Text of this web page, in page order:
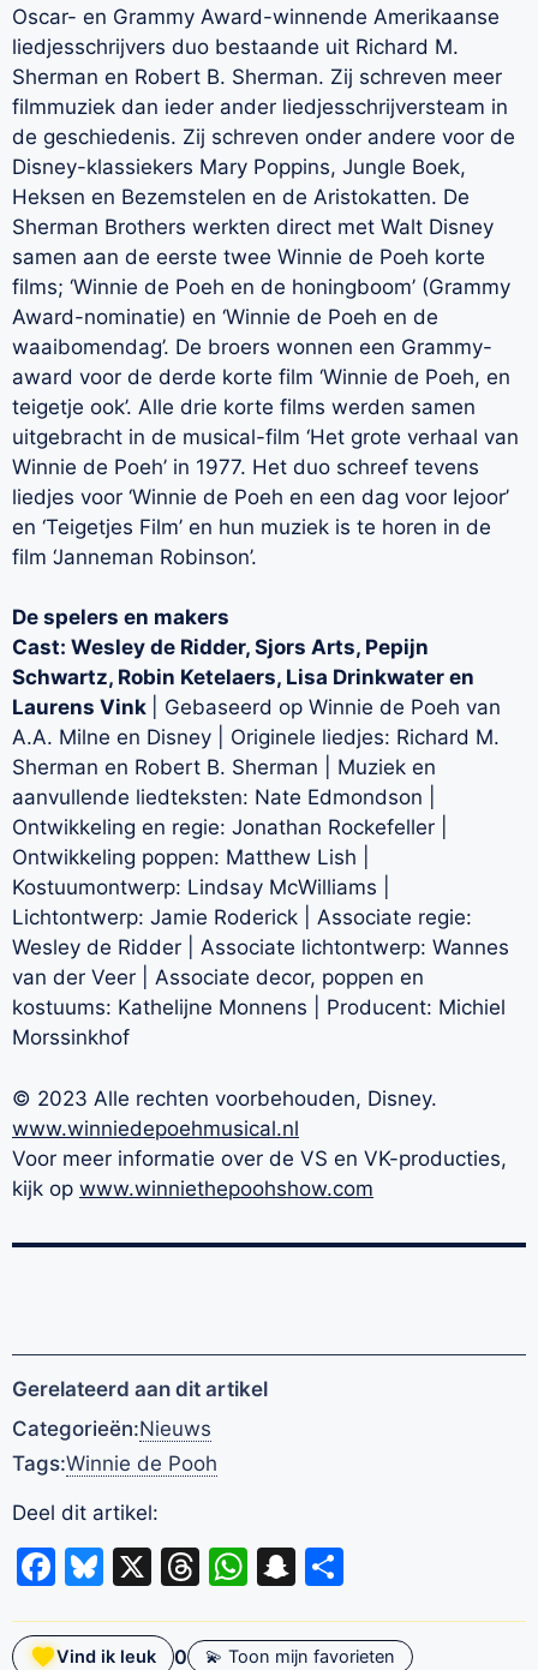
Oscar- en Grammy Award-winnende Amerikaanse
liedjesschrijvers duo bestaande uit Richard M.
Sherman en Robert B. Sherman. Zij schreven meer
filmmuziek dan ieder ander liedjesschrijversteam in
de geschiedenis. Zij schreven onder andere voor de
Disney-klassiekers Mary Poppins, Jungle Boek,
Heksen en Bezemstelen en de Aristokatten. De
Sherman Brothers werkten direct met Walt Disney
samen aan de eerste twee Winnie de Poeh korte
films; ‘Winnie de Poeh en de honingboom’ (Grammy
Award-nominatie) en ‘Winnie de Poeh en de
waaibomendag’. De broers wonnen een Grammy-
award voor de derde korte film ‘Winnie de Poeh, en
teigetje ook’. Alle drie korte films werden samen
uitgebracht in de musical-film ‘Het grote verhaal van
Winnie de Poeh’ in 1977. Het duo schreef tevens
liedjes voor ‘Winnie de Poeh en een dag voor Iejoor’
en ‘Teigetjes Film’ en hun muziek is te horen in de
film ‘Janneman Robinson’.
De spelers en makers
Cast: Wesley de Ridder, Sjors Arts, Pepijn
Schwartz, Robin Ketelaers, Lisa Drinkwater en
Laurens Vink
| Gebaseerd op Winnie de Poeh van
A.A. Milne en Disney | Originele liedjes: Richard M.
Sherman en Robert B. Sherman | Muziek en
aanvullende liedteksten: Nate Edmondson |
Ontwikkeling en regie: Jonathan Rockefeller |
Ontwikkeling poppen: Matthew Lish |
Kostuumontwerp: Lindsay McWilliams |
Lichtontwerp: Jamie Roderick | Associate regie:
Wesley de Ridder | Associate lichtontwerp: Wannes
van der Veer | Associate decor, poppen en
kostuums: Kathelijne Monnens | Producent: Michiel
Morssinkhof
© 2023 Alle rechten voorbehouden, Disney.
www.winniedepoehmusical.nl
Voor meer informatie over de VS en VK-producties,
kijk op www.winniethepoohshow.com
Gerelateerd aan dit artikel
Categorieën:Nieuws
Tags:Winnie de Pooh
Deel dit artikel:
Facebook
Bluesky
X Threads
WhatsApp
Snapchat
Vind ik leuk 0 💫 Toon mijn favorieten